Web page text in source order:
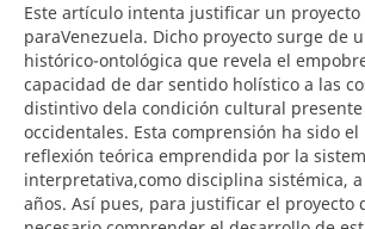
Este artículo intenta justificar un proyecto
paraVenezuela. Dicho proyecto surge de
histórico-ontológica que revela el
capacidad de dar sentido holístico a las
distintivo dela condición cultural presente
occidentales. Esta comprensión ha sido
reflexión teórica emprendida por la
interpretativa,como disciplina sistémica,
años. Así pues, para justificar el proyecto